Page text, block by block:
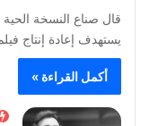
يستهدف إعادة إنتاج
أكمل القراءة »